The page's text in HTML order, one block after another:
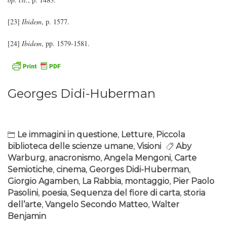
[23] Ibidem, p. 1577.
[24] Ibidem, pp. 1579-1581.
Georges Didi-Huberman
Le immagini in questione, Letture, Piccola
biblioteca delle scienze umane, Visioni
Aby
Warburg, anacronismo, Angela Mengoni, Carte
Semiotiche, cinema, Georges Didi-Huberman,
Giorgio Agamben, La Rabbia, montaggio, Pier Paolo
Pasolini, poesia, Sequenza del fiore di carta, storia
dell’arte, Vangelo Secondo Matteo, Walter
Benjamin